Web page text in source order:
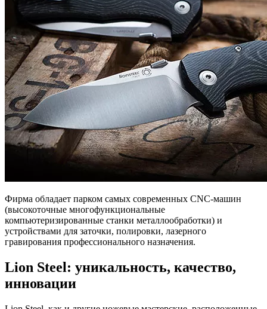
Фирма обладает парком самых современных CNC-машин
(высокоточные многофункциональные
компьютеризированные станки металлообработки) и
устройствами для заточки, полировки, лазерного
гравирования профессионального назначения.
Lion Steel: уникальность, качество,
инновации